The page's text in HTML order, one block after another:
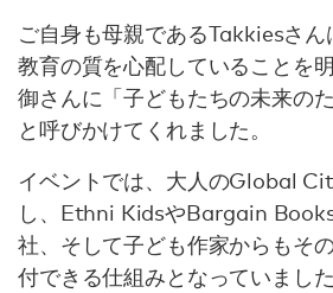
ご自身も母親であるTakkiesさ
教育の質を心配していることを
御さんに「子どもたちの未来の
と呼びかけてくれました。
イベントでは、大人のGlobal
し、Ethni KidsやBargain
社、そして子ども作家からもそ
付できる仕組みとなっていました